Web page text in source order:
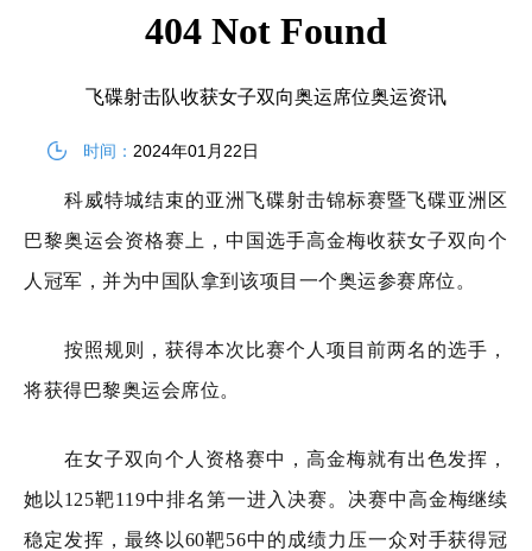
飞碟射击队收获女子双向奥运席位奥运资讯
时间： 2024年01月22日
科威特城结束的亚洲飞碟射击锦标赛暨飞碟亚洲区
巴黎奥运会资格赛上，中国选手高金梅收获女子双向个
人冠军，并为中国队拿到该项目一个奥运参赛席位。
按照规则，获得本次比赛个人项目前两名的选手，
将获得巴黎奥运会席位。
在女子双向个人资格赛中，高金梅就有出色发挥，
她以125靶119中排名第一进入决赛。决赛中高金梅继续
稳定发挥，最终以60靶56中的成绩力压一众对手获得冠